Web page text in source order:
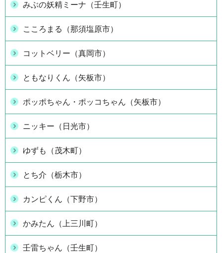
みぶの妖精ミーナ（壬生町）
こころまる（那須塩原市）
コットベリー（真岡市）
ともなりくん（矢板市）
ポッポちゃん・ポッコちゃん（矢板市）
ニッキー（日光市）
ゆずも（茂木町）
とち介（栃木市）
カンピくん（下野市）
かみたん（上三川町）
壬雷ちゃん（壬生町）